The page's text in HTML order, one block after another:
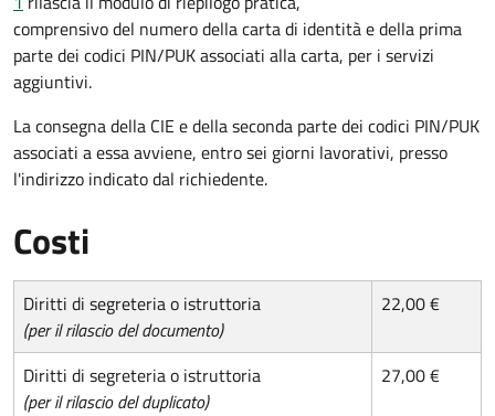
comprensivo del numero della carta di identità e della prima
parte dei codici PIN/PUK associati alla carta, per i servizi
aggiuntivi.
La consegna della CIE e della seconda parte dei codici PIN/PUK
associati a essa avviene, entro sei giorni lavorativi, presso
l'indirizzo indicato dal richiedente.
Costi
Diritti di segreteria o istruttoria
(per il rilascio del documento)
22,00 €
Diritti di segreteria o istruttoria
(per il rilascio del duplicato)
27,00 €